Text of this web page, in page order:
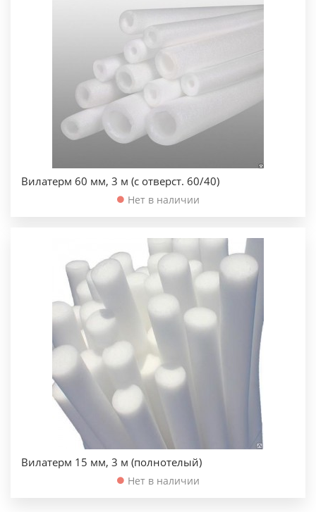
Вилатерм 60 мм, 3 м (с отверст. 60/40)
Нет в наличии
Вилатерм 15 мм, 3 м (полнотелый)
Нет в наличии